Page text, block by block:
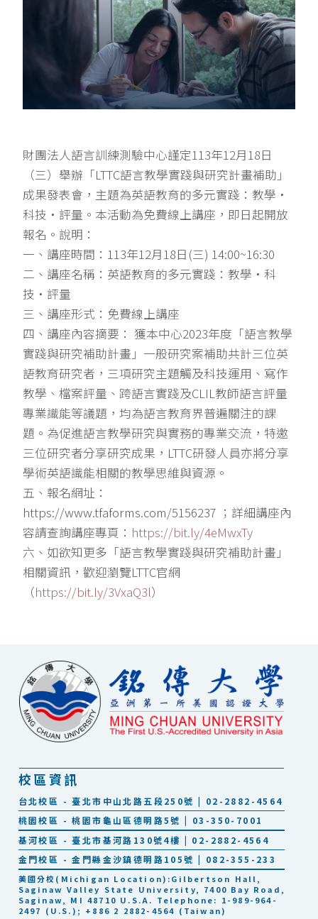
財團法人語言訓練測驗中心謹定113年12月18日
（三）舉辦「LTTC語言教學實踐與研究計畫補助」
成果發表會，主題為英語教育的多元實踐：教學‧
科技‧評量。本活動為免費線上講座，即日起開放
報名。說明：
一、講座時間：113年12月18日(三) 14:00~16:30
二、講座名稱：英語教育的多元實踐：教學‧科
技‧評量
三、講座形式：免費線上講座
四、講座內容摘要： 獲本中心2023年度「語言教學
實踐與研究補助計畫」一般研究案補助共計三位英
語教育研究者，三項研究主題觸及科技運用、寫作
教學、檔案評量、跨語言實踐及CLIL教師語言評量
專業識能等議題，均為語言教育界普遍關注的課
題。為促進語言教學研究與實務的專業交流，特邀
三位研究者分享研究成果，LTTC研發人員亦將分享
學術英語識能相關的教學思維與資源。
五、報名網址：
https://www.tfaforms.com/5156237 ；詳細講座內
容請查詢講座專頁： https://bit.ly/4eMwxTy
六、如欲知更多「語言教學實踐與研究補助計畫」
相關資訊，歡迎瀏覽LTTC官網
（https://bit.ly/3VxaQ3l）
校區資訊
台北校區 - 臺北市中山北路五段250號 | 02-2882-4564
桃園校區 - 桃園市龜山區德明路5號 | 03-350-7001
基河校區 - 臺北市基河路130號4樓 | 02-2882-4564
金門校區 - 金門縣金沙鎮德明路105號 | 082-355-233
美國分校(Michigan Location):Gilbertson Hall,
Saginaw Valley State University, 7400 Bay Road,
Saginaw, MI 48710 U.S.A. Telephone: 1-989-964-
2497 (U.S.); +886 2 2882-4564 (Taiwan)